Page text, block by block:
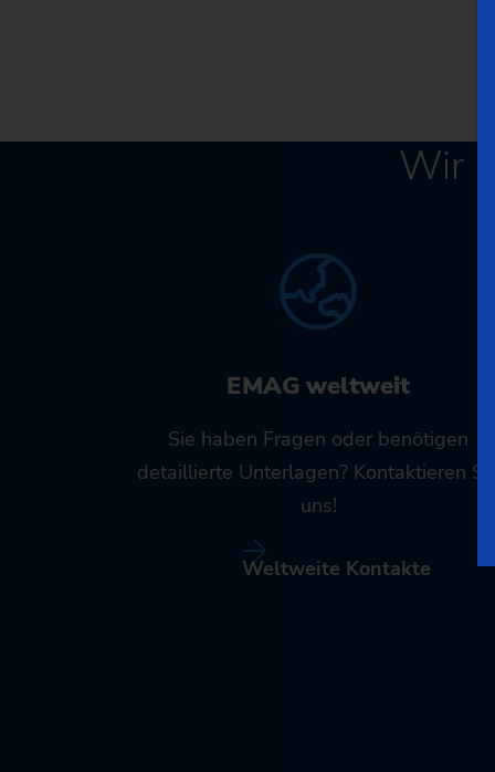
Wir
EMAG weltweit
Sie haben Fragen oder benötigen
detaillierte Unterlagen? Kontaktieren
uns!
Weltweite Kontakte